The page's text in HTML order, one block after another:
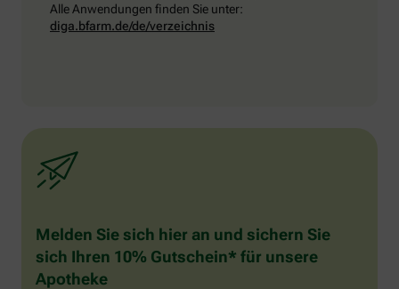
Alle Anwendungen finden Sie unter:
diga.bfarm.de/de/verzeichnis
Melden Sie sich hier an und sichern Sie
sich Ihren 10% Gutschein* für unsere
Apotheke